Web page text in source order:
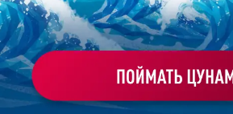
Работа
студента
ХОЧУ